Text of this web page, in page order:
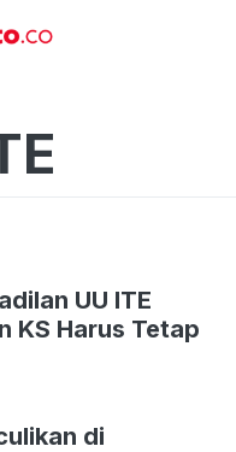
UU ITE
KS Harus Tetap
di